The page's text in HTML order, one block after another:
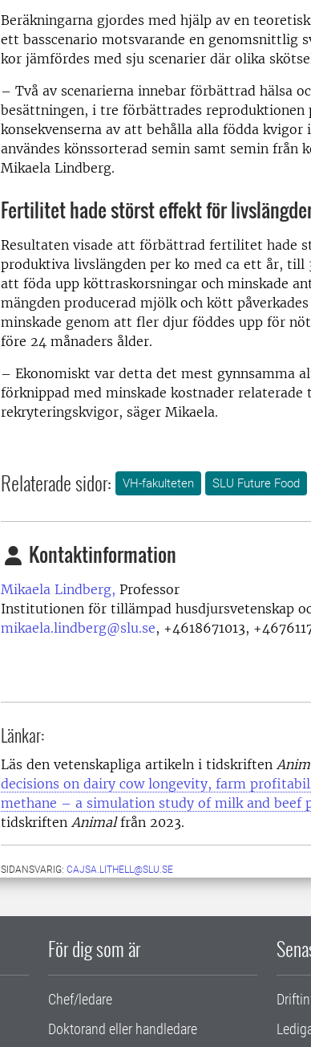
Beräkningarna gjordes med hjälp av en
ett basscenario motsvarande en genomsnittlig
kor jämfördes med sju scenarier där olika
– Två av scenarierna innebar förbättrad hälsa
besättningen, i tre förbättrades reproduktionen
konsekvenserna av att behålla alla födda
användes könssorterad semin samt semin från
Mikaela Lindberg.
Fertilitet hade störst effekt för
Resultaten visade att förbättrad fertilitet hade
produktiva livslängden per ko med ca ett år,
att föda upp köttraskorsningar och minskade
mängden producerad mjölk och kött
minskade genom att fler djur föddes upp för
före 24 månaders ålder.
– Ekonomiskt var detta det mest gynnsamma
förknippad med minskade kostnader
rekryteringskvigor, säger Mikaela.
Relaterade sidor: VH-fakulteten SLU Future Food
Kontaktinformation
Mikaela Lindberg, Professor
Institutionen för tillämpad husdjursvetenskap
mikaela.lindberg@slu.se, +4618671013,
Länkar:
Läs den vetenskapliga artikeln i tidskriften
decisions on dairy cow longevity, farm
methane – a simulation study of milk and beef
tidskriften Animalfrån 2023.
SIDANSVARIG: CAJSA.LITHELL@SLU.SE
För dig som är
Chef/ledare
Doktorand eller handledare